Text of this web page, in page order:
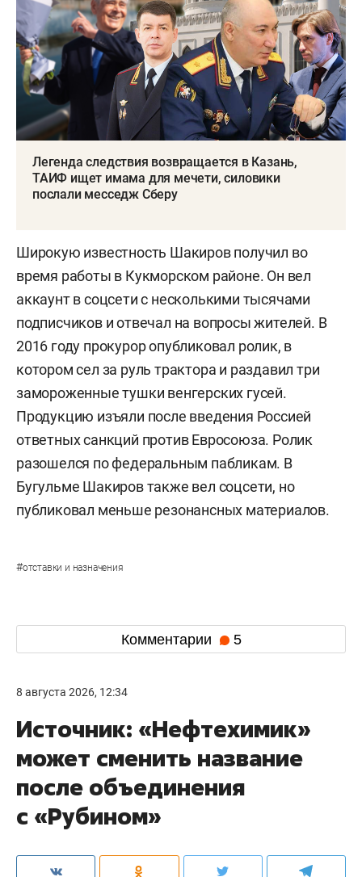
Легенда следствия возвращается в Казань,
ТАИФ ищет имама для мечети, силовики
послали месседж Сберу
Широкую известность Шакиров получил во
время работы в Кукморском районе. Он вел
аккаунт в соцсети с несколькими тысячами
подписчиков и отвечал на вопросы жителей. В
2016 году прокурор опубликовал ролик, в
котором сел за руль трактора и раздавил три
замороженные тушки венгерских гусей.
Продукцию изъяли после введения Россией
ответных санкций против Евросоюза. Ролик
разошелся по федеральным пабликам. В
Бугульме Шакиров также вел соцсети, но
публиковал меньше резонансных материалов.
#отставки и назначения
Комментарии 5
8 августа 2026, 12:34
Источник: «Нефтехимик»
может сменить название
после объединения
с «Рубином»